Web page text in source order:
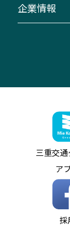
伊勢二見鳥
「みえブ
神都ライ
ミジュマ
参宮バス
神都バス
パールシャ
バス情報の
コミュニテ
バス・タ
桑名・長島
（休止中）
お客様駐
アイコン
インターネ
よくある
お問い合
美し国周遊
自家用自動
ザ・バス
三重交通公
企業情報
ファンコ
お問い合
お知らせ
ニュースリ
お問い合
個人情報保
ソーシャ
ホームペ
三重交
ア
採